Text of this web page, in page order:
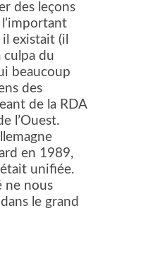
des leçons
il existait (il
culpa du
beaucoup
des
de la RDA
l’Ouest.
en 1989,
unifiée.
ne nous
le grand